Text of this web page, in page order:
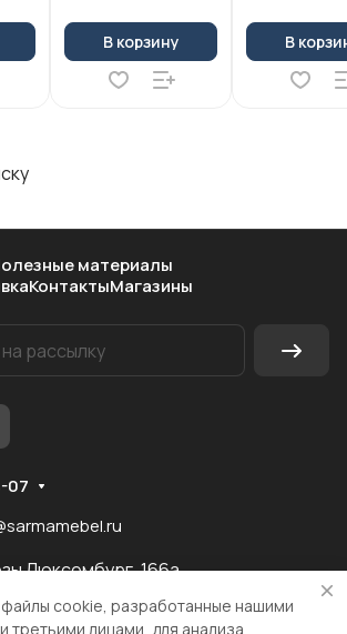
В корзину В
материалы
КонтактыМагазины
07
Люксембург, 166а
cookie, разработанные нашими
третьими лицами, для анализа